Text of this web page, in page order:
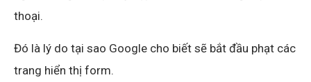
thoại.
Đó là lý do tại sao Google cho biết sẽ bắt đầu phạt các
trang hiển thị form.